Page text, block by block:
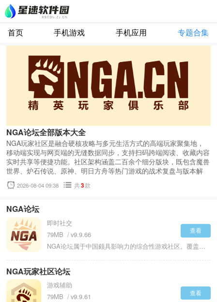
首页 手机游戏 手机应用 专题合集
NGA论坛全部版本大全
NGA玩家社区是融合硬核攻略与多元生活方式的高端玩家聚集地，
移动端实现与网页端的无缝数据同步，支持扫码跨端阅读、收藏内容
实时共享等便捷功能。社区架构涵盖二百余个细分版块，既包含魔兽
世界、炉石传说、原神、明日方舟等热门游戏的战术复盘与版本解
析，也延伸至汽车评测、硬件消费、影音鉴赏、二手交易等生活领
域。区别于普通论坛的单一功能，NGA玩家社区独创被喷提示实时
可视化富文本编辑器与论坛代码排版支持，在移动场景下依然能体验
到桌面级的专业交流品质。
2026-08-04 09:38 共3款
NGA论坛
即时社交
79MB
v9.9.66
NGA论坛属于中国颇具影响力的综合性游戏社区。覆盖端游、手游、主机游戏等多个领域的垂直内容平台，并且以严格的社区管理和高质量的讨论氛围闻名。论坛有着清晰的分区结构，主要包含魔兽世界专区、暴雪游戏专区、热门游戏专区以及综合讨论区等，每个大区下面还细分出攻略、闲聊、BUG反馈等子版块，这样的设置便于用户准确找到自己感兴趣的内容。NGA论坛运行着一套完善的积分成长与权限体系，用户可以通过每日签到、发帖互动等行为积累经验，从而解锁更多功能。
查看
NGA玩家社区论坛
游戏辅助
79MB
v9.9.61
查看